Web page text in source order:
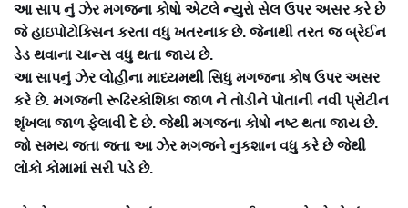
આ સાપ નું ઝેર મગજના કોષો એટલે ન્યુરો સેલ ઉપર અસર કરે છે
જે હાઇપોટોક્સિન કરતા વધુ ખતરનાક છે. જેનાથી તરત જ બ્રેઈન
ડેડ થવાના ચાન્સ વધુ થતા જાય છે.
આ સાપનું ઝેર લોહીના માધ્યમથી સિધુ મગજના કોષ ઉપર અસર
કરે છે. મગજની રૂઢિરકોશિકા જાળ ને તોડીને પોતાની નવી પ્રોટીન
શૃંખલા જાળ ફેલાવી દે છે. જેથી મગજના કોષો નષ્ટ થતા જાય છે.
જો સમય જતા જતા આ ઝેર મગજને નુકશાન વધુ કરે છે જેથી
લોકો કોમામાં સરી પડે છે.